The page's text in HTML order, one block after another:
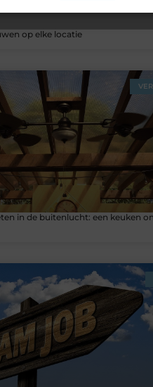
op elke locatie
in de buitenlucht: een keuken